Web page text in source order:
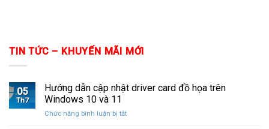
TIN TỨC – KHUYẾN MÃI MỚI
05
Th7
Hướng dẫn cập nhật driver card đồ họa trên
Windows 10 và 11
Chức năng bình luận bị tắtở